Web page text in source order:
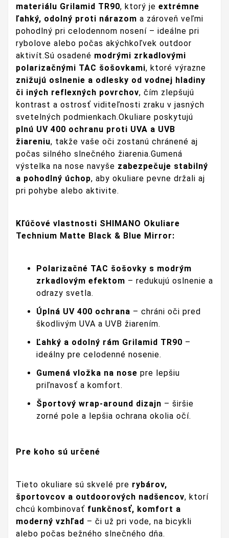
materiálu Grilamid TR90, ktorý je extrémne
ľahký, odolný proti nárazom a zároveň veľmi
pohodlný pri celodennom nosení – ideálne pri
rybolove alebo počas akýchkoľvek outdoor
aktivít.Sú osadené modrými zrkadlovými
polarizačnými TAC šošovkami, ktoré výrazne
znižujú oslnenie a odlesky od vodnej hladiny
či iných reflexných povrchov, čím zlepšujú
kontrast a ostrosť viditeľnosti zraku v jasných
svetelných podmienkach.Okuliare poskytujú
plnú UV 400 ochranu proti UVA a UVB
žiareniu, takže vaše oči zostanú chránené aj
počas silného slnečného žiarenia.Gumená
výstelka na nose navyše zabezpečuje stabilný
a pohodlný úchop, aby okuliare pevne držali aj
pri pohybe alebo aktivite.
Kľúčové vlastnosti SHIMANO Okuliare
Technium Matte Black & Blue Mirror:
Polarizačné TAC šošovky s modrým
zrkadlovým efektom – redukujú oslnenie a
odrazy svetla.
Úplná UV 400 ochrana – chráni oči pred
škodlivým UVA a UVB žiarením.
Ľahký a odolný rám Grilamid TR90 –
ideálny pre celodenné nosenie.
Gumená vložka na nose pre lepšiu
priľnavosť a komfort.
Športový wrap-around dizajn – širšie
zorné pole a lepšia ochrana okolia očí.
Pre koho sú určené
Tieto okuliare sú skvelé pre rybárov,
športovcov a outdoorových nadšencov, ktorí
chcú kombinovať funkčnosť, komfort a
moderný vzhľad – či už pri vode, na bicykli
alebo počas bežného slnečného dňa.